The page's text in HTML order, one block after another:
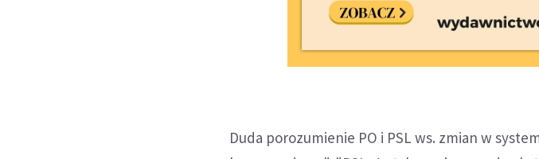
Duda porozumienie PO i PSL ws. zmian w